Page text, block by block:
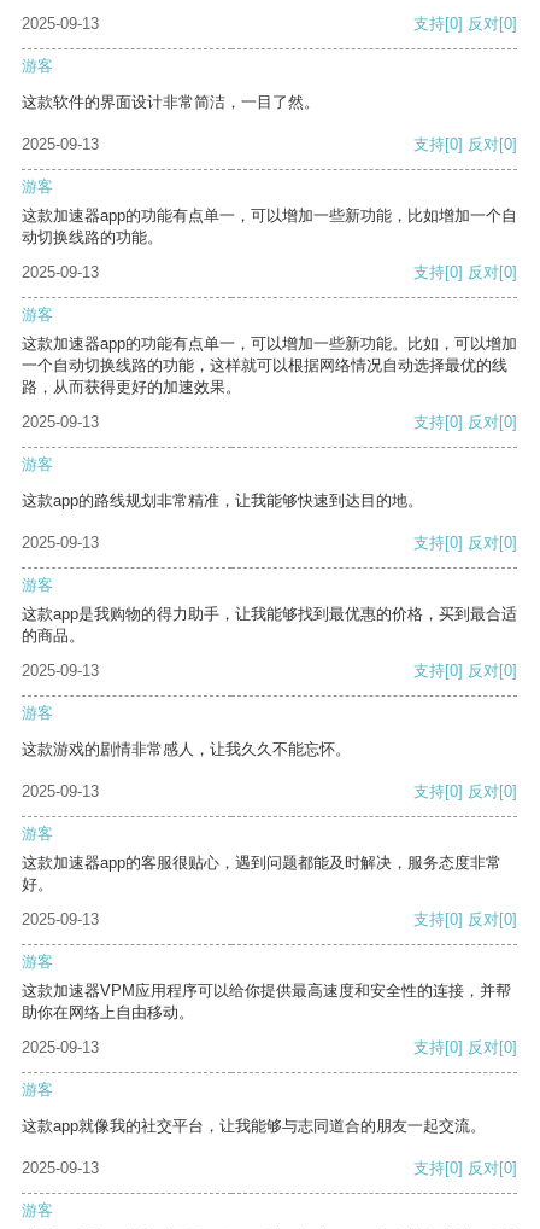
2025-09-13
支持[0] 反对[0]
游客
这款软件的界面设计非常简洁，一目了然。
2025-09-13 支持[0] 反对[0]
游客
这款加速器app的功能有点单一，可以增加一些新功能，比如增加一个自
动切换线路的功能。
2025-09-13
支持[0] 反对[0]
游客
这款加速器app的功能有点单一，可以增加一些新功能。比如，可以增加
一个自动切换线路的功能，这样就可以根据网络情况自动选择最优的线
路，从而获得更好的加速效果。
2025-09-13
支持[0] 反对[0]
游客
这款app的路线规划非常精准，让我能够快速到达目的地。
2025-09-13 支持[0] 反对[0]
游客
这款app是我购物的得力助手，让我能够找到最优惠的价格，买到最合适
的商品。
2025-09-13
支持[0] 反对[0]
游客
这款游戏的剧情非常感人，让我久久不能忘怀。
2025-09-13 支持[0] 反对[0]
游客
这款加速器app的客服很贴心，遇到问题都能及时解决，服务态度非常
好。
2025-09-13
支持[0] 反对[0]
游客
这款加速器VPM应用程序可以给你提供最高速度和安全性的连接，并帮
助你在网络上自由移动。
2025-09-13
支持[0] 反对[0]
游客
这款app就像我的社交平台，让我能够与志同道合的朋友一起交流。
2025-09-13 支持[0] 反对[0]
游客